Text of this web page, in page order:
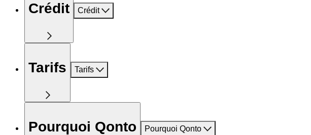
Crédit Crédit
Tarifs Tarifs
Pourquoi Qonto Pourquoi Qonto